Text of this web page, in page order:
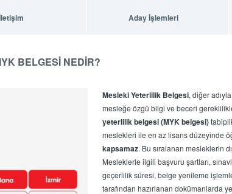
Aday İşlemleri
BELGESİ NEDİR?
Mesleki Yeterlilik Belgesi, diğer adıyla
mesleğe özgü bilgi ve beceri
yeterlilik belgesi (MYK belgesi)
meslekleri ile en az lisans düzeyinde
kapsamaz. Bu sıralanan mesleklerin
Mesleklerle ilgili başvuru şartları,
geçerlilik süresi, belge yenileme
tarafından hazırlanan dokümanlarda